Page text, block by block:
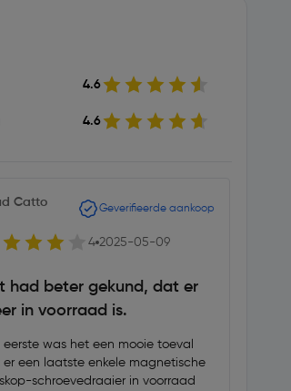
4.6
4.6
Catto Geverifieerde aankoop
4 2025-05-09
had beter gekund, dat er
in voorraad is.
eerste was het een mooie toeval
een laatste enkele magnetische
schroevedraaier in voorraad